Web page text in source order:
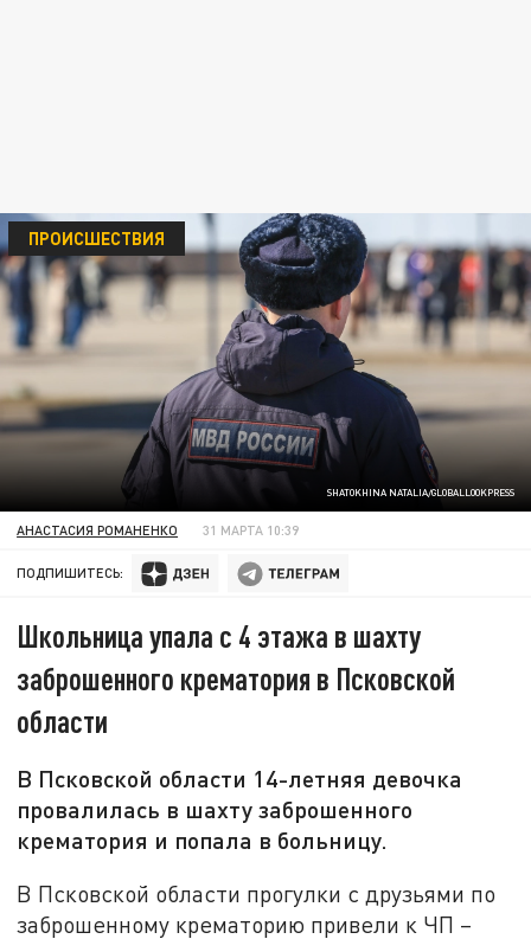
SHATOKHINA NATALIA/GLOBALLOOKPRESS
ПРОИСШЕСТВИЯ
АНАСТАСИЯ РОМАНЕНКО 31 МАРТА 10:39
ПОДПИШИТЕСЬ:
Школьница упала с 4 этажа в шахту
заброшенного крематория в Псковской
области
В Псковской области 14-летняя девочка
провалилась в шахту заброшенного
крематория и попала в больницу.
В Псковской области прогулки с друзьями по
заброшенному крематорию привели к ЧП –